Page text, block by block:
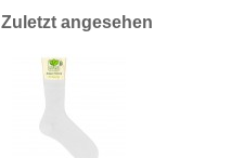
Zuletzt angesehen